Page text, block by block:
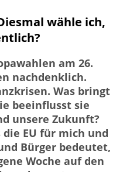
wähle ich,
am 26.
nachdenklich.
Was bringt
beeinflusst sie
unsere Zukunft?
EU für mich und
Bürger bedeutet,
Woche auf den